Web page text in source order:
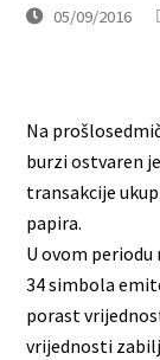
05/09/2016
Na
burzi ostvaren
transakcije
papira.
U ovom
34 simbola
porast
vrijednosti